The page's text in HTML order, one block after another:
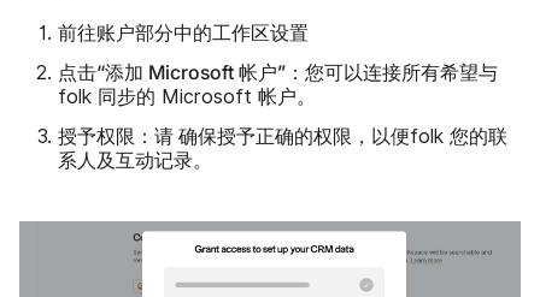
前往账户部分中的工作区设置
点击“添加 Microsoft 帐户” ：您可以连接所有希望与
folk 同步的 Microsoft 帐户。
授予权限：请 确保授予正确的权限，以便folk 您的联
系人及互动记录。